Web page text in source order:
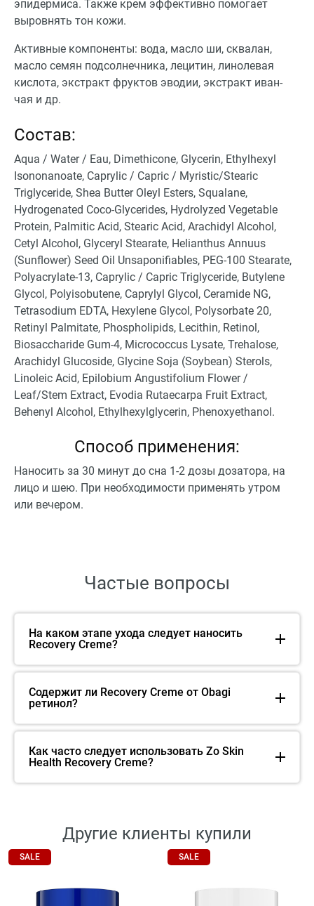
эпидермиса. Также крем эффективно помогает
выровнять тон кожи.
Активные компоненты: вода, масло ши, сквалан,
масло семян подсолнечника, лецитин, линолевая
кислота, экстракт фруктов эводии, экстракт иван-
чая и др.
Состав:
Aqua / Water / Eau, Dimethicone, Glycerin, Ethylhexyl
Isononanoate, Caprylic / Capric / Myristic/Stearic
Triglyceride, Shea Butter Oleyl Esters, Squalane,
Hydrogenated Coco-Glycerides, Hydrolyzed Vegetable
Protein, Palmitic Acid, Stearic Acid, Arachidyl Alcohol,
Cetyl Alcohol, Glyceryl Stearate, Helianthus Annuus
(Sunflower) Seed Oil Unsaponifiables, PEG-100 Stearate,
Polyacrylate-13, Caprylic / Capric Triglyceride, Butylene
Glycol, Polyisobutene, Caprylyl Glycol, Ceramide NG,
Tetrasodium EDTA, Hexylene Glycol, Polysorbate 20,
Retinyl Palmitate, Phospholipids, Lecithin, Retinol,
Biosaccharide Gum-4, Micrococcus Lysate, Trehalose,
Arachidyl Glucoside, Glycine Soja (Soybean) Sterols,
Linoleic Acid, Epilobium Angustifolium Flower /
Leaf/Stem Extract, Evodia Rutaecarpa Fruit Extract,
Behenyl Alcohol, Ethylhexylglycerin, Phenoxyethanol.
Способ применения:
Наносить за 30 минут до сна 1-2 дозы дозатора, на
лицо и шею. При необходимости применять утром
или вечером.
Частые вопросы
На каком этапе ухода следует наносить
Recovery Creme?
Содержит ли Recovery Creme от Obagi
ретинол?
Как часто следует использовать Zo Skin
Health Recovery Creme?
Другие клиенты купили
SALE SALE